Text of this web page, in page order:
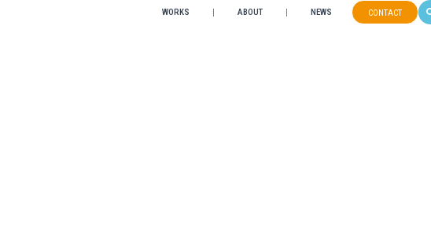
WORKS ABOUT NEWS CONTACT